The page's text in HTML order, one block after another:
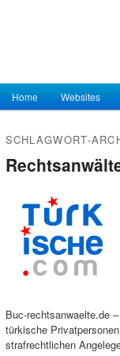
Hauptmenü
Zum Inhalt wechseln
Zum sekundären Inhalt
Home Websites
SCHLAGWORT-
Buc-rechtsanwaelte.de
türkische
strafrechtlichen